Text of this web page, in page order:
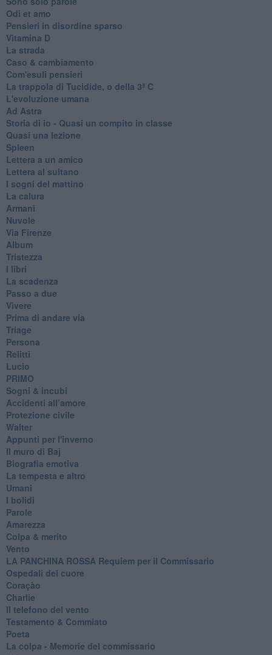
Odi et amo
Pensieri in disordine sparso
Vitamina D
La strada
Caso & cambiamento
Com'esuli pensieri
La trappola di Tucidide, o della 3ª C
L'evoluzione umana
Ad Astra
Storia di io - Quasi un compito in classe
Quasi una lezione
Spleen
Lettera a un amico
Lettera al sultano
I sogni del mattino
La calura
Armani
Nuvole
Via Firenze
Album
Tristezza
I libri
La scadenza
Passo a due
Vivere
Prima di andare via
Triage
Persona
Relitti
Lucio
PRIMO
Sogni & incubi
Accidenti all’amore
Protezione civile
Walter
Appunti per l'inverno
Il muro di Baj
Biografia emotiva
La tempesta e altro
Umani
I bolidi
Parole
Amarezza
Colpa & merito
Vento
​LA PANCHINA ROSSA Requiem per il Commissario
Ospedali del cuore
Coraçào
Charlie
Il telefono del vento
Testamento & Commiato
Poeta
​La colpa - Memorie del commissario